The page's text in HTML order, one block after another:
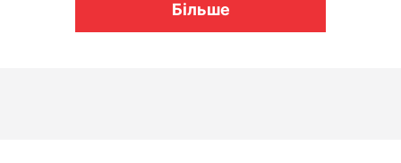
Більше